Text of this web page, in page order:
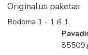
Originalus paketas
Rodoma 1 - 1 iš 1